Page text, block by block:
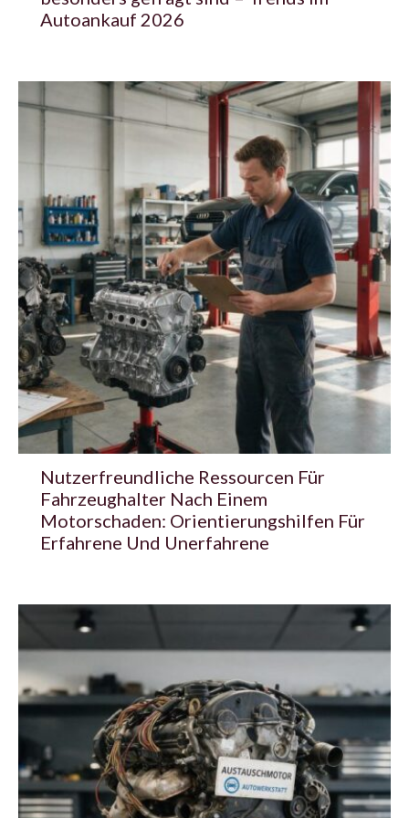
Autoankauf 2026
Nutzerfreundliche Ressourcen Für
Fahrzeughalter Nach Einem
Motorschaden: Orientierungshilfen Für
Erfahrene Und Unerfahrene